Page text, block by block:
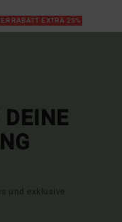
RABATT EXTRA 25%
und exklusive